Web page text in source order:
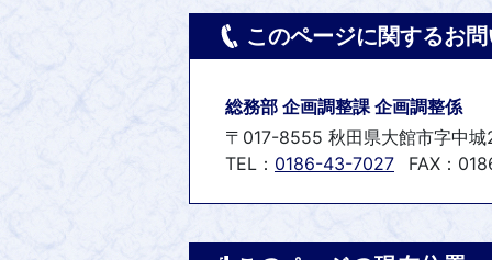
このページに関するお
総務部 企画調整課 企画調整係
〒017-8555 秋田県大館市字中
TEL： 0186-43-7027 FAX：